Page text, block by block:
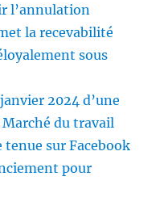
l’annulation
la recevabilité
sous
2024 d’une
du travail
sur Facebook
pour